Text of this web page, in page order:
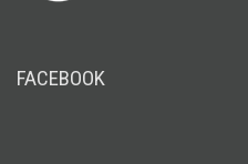
FACEBOOK